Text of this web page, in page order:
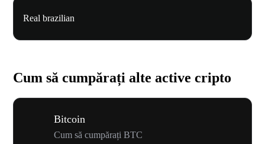
Real brazilian
Cum să cumpărați alte active cripto
Bitcoin
Cum să cumpărați BTC